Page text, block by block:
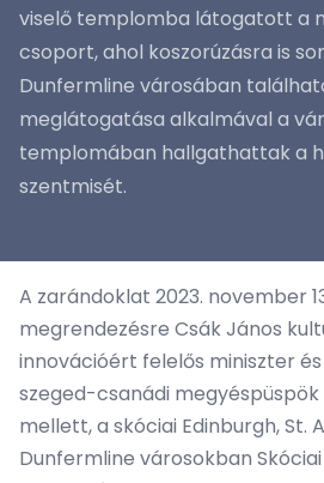
viselő templomba látogatott a
csoport, ahol koszorúzásra is
Dunfermline városában
meglátogatása alkalmával a
templomában hallgathattak a
szentmisét.
A zarándoklat 2023. november
megrendezésre Csák János
innovációért felelős miniszter és
szeged-csanádi
mellett, a skóciai Edinburgh, St.
Dunfermline városokban